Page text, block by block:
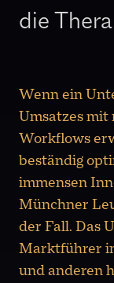
die
Wenn ein
Umsatzes
Workflows
beständig
immensen
Münchner
der Fall. Das
Marktführer
und anderen